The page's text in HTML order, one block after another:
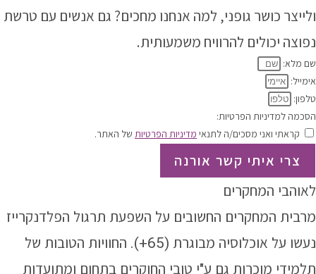
ולייצר כושר גופני, למה אנחנו מחכים? גם אנשים עם טרשת
נפוצה יכולים להרוויח משמעותית.
שם מלא:
אימייל:
טלפון:
הסכמה למדיניות הפרטיות:
קראתי ואני מסכים/ה לתנאי מדיניות הפרטיות של האתר.
צרי איתי קשר אורנה
לאוהבי המחקרים
מרבית המחקרים החשובים על השפעת תרגול הפלדנקרייז
נעשו על אוכלוסיה מבוגרת (65+). החוויות הטובות של
תלמידי מוכרות גם ע"י טובי החוקרים בתחום ומתועדות